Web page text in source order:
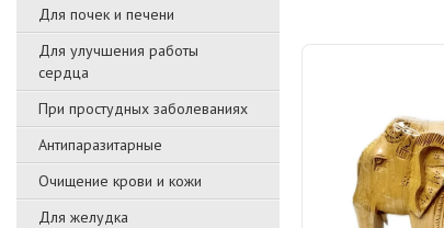
Для почек и печени
Для улучшения работы
сердца
При простудных заболеваниях
Антипаразитарные
Очищение крови и кожи
Для желудка